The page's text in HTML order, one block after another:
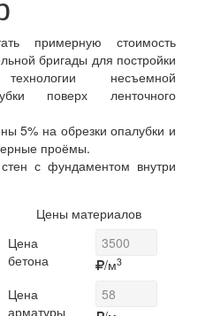
примерную стоимость
бригады для постройки
несъемной
поверх ленточного
5% на обрезки опалубки и
проёмы.
с фундаментом внутри
Цены материалов
Цена
бетона
/м3
Цена
арматуры